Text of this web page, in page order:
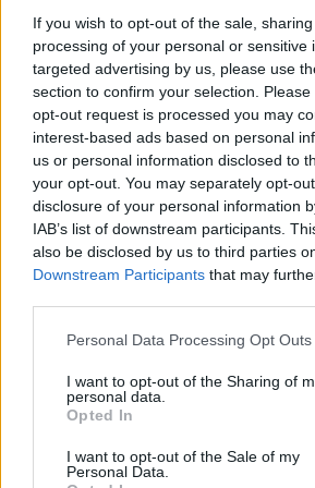
If you wish to opt-out of the sale,
processing of your personal or sensitive
targeted advertising by us, please use
section to confirm your selection.
opt-out request is processed you may
interest-based ads based on personal
us or personal information disclosed to
your opt-out. You may separately opt-
disclosure of your personal information
IAB’s list of downstream participants.
also be disclosed by us to third parties
Downstream Participants that may
Please note that this website/app uses
not limited to your visit or usage
grant or deny consent to Google and its
use your data for below specified
consent section.
Personal Data Processing Opt Outs
I want to opt-out of the Sharing of
personal data.
Opted In
I want to opt-out of the Sale of my
Personal Data.
egy egészen szép allegóriája a
előadásunk ” – fűzi hozzá,
ember, bár nem szívesen, azokat az
a végét a korosztályom még
ezt így kimondani is – még
fogyasztania” mindenkinek. Ez
mindenfajta humanista
lehet, hogy ennek azért mégis volt
vallja.
Amikor kötelezően kellett kultúrát
mindig valamilyen fajta kultúrát
– veti fel a riporter. „Persze,
még borzasztóbb, de még a
összetett mondatokra tanította az
tudom, ez most veszélyes terep,
reagál a felvetésre a színművész. „
egy A4-es oldalnyi mondanivalója, de
életünkben csak ennyi
legyen egymás felé, én ezt azért